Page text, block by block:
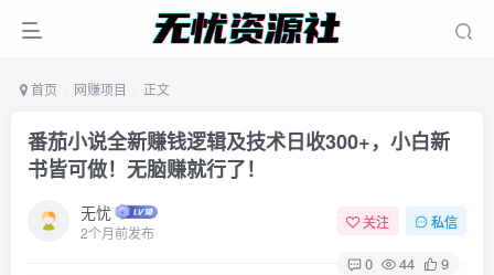
首页 网赚项目 正文
番茄小说全新赚钱逻辑及技术日收300+，小白新
书皆可做！无脑赚就行了！
无忧
2个月前发布
关注 私信
0 44 9